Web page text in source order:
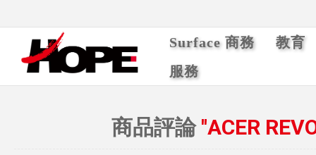
Surface 商務 教育
服務
商品評論 ACER